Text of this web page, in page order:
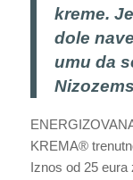
kreme.
dole
umu da
KREMA®
Iznos od 25